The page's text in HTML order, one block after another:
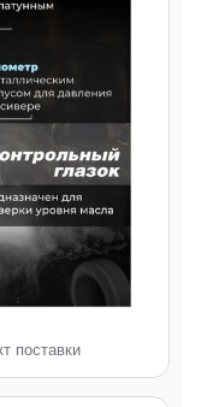
поставки